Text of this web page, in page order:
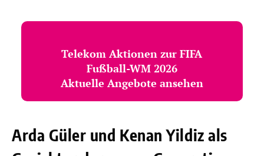
Telekom Aktionen zur FIFA
Fußball-WM 2026
Aktuelle Angebote ansehen
Arda Güler und Kenan Yildiz als